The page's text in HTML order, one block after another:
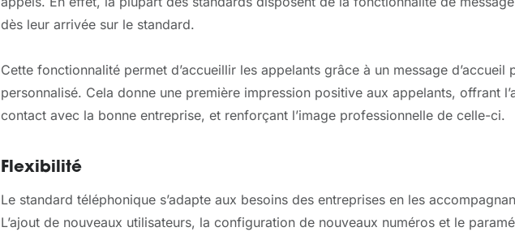
dès leur arrivée sur le standard.
Cette fonctionnalité permet d’accueillir les appelants grâce à un message d’accueil
personnalisé. Cela donne une première impression positive aux appelants, offrant
contact avec la bonne entreprise, et renforçant l’image professionnelle de celle-ci.
Flexibilité
Le standard téléphonique s’adapte aux besoins des entreprises en les
L’ajout de nouveaux utilisateurs, la configuration de nouveaux numéros et le